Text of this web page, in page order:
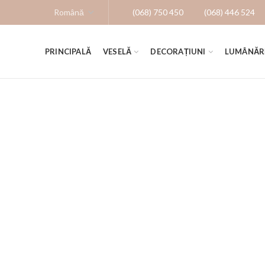
(068) 750 450 (068) 446 524
PRINCIPALĂ VESELĂ DECORAȚIUNI